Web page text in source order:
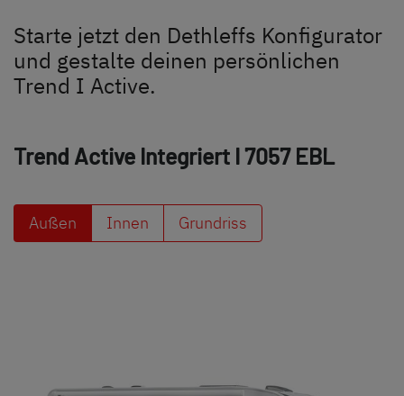
Starte jetzt den Dethleffs Konfigurator
und gestalte deinen persönlichen
Trend I Active.
Trend Active Integriert I 7057 EBL
Außen Innen Grundriss